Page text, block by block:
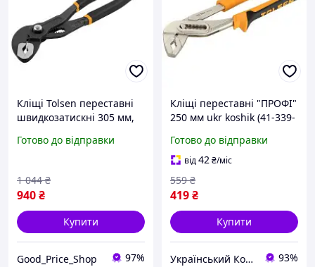
Кліщі Tolsen переставні
швидкозатискні 305 мм,
Готово до відправки
940₴
1 044 ₴
Купити
Good_Price_Shop 97%
Кліщі переставні "ПРОФІ"
250 мм ukr koshik (41-339-
Готово до відправки
від42₴/міс
419₴
559 ₴
Купити
Український Кошик 93%